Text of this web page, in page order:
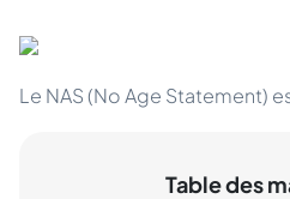
Le NAS (No Age Statement)
Table des